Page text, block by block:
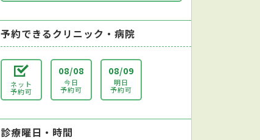
予約できるクリニック・病院
ネット
予約可
08/08
今日
予約可
08/09
明日
予約可
診療曜日・時間